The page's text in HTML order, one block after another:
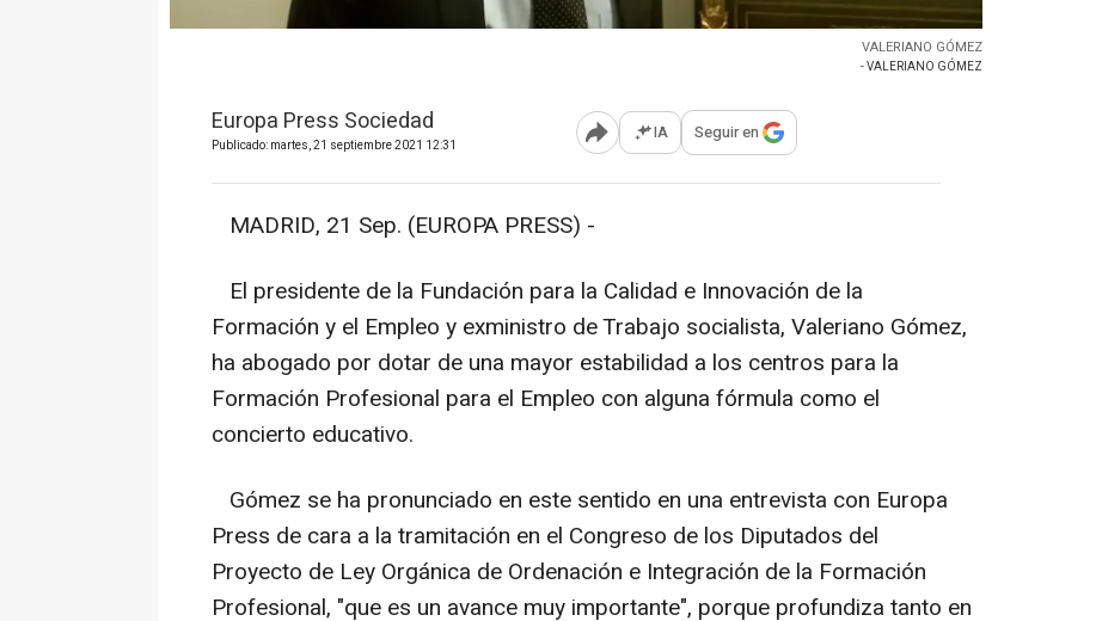
VALERIANO GÓMEZ
- VALERIANO GÓMEZ
Europa Press Sociedad
Publicado: martes, 21 septiembre 2021 12:31 Abrir opciones para compartir
IA Seguir en
MADRID, 21 Sep. (EUROPA PRESS) -
El presidente de la Fundación para la Calidad e Innovación de la
Formación y el Empleo y exministro de Trabajo socialista, Valeriano Gómez,
ha abogado por dotar de una mayor estabilidad a los centros para la
Formación Profesional para el Empleo con alguna fórmula como el
concierto educativo.
Gómez se ha pronunciado en este sentido en una entrevista con Europa
Press de cara a la tramitación en el Congreso de los Diputados del
Proyecto de Ley Orgánica de Ordenación e Integración de la Formación
Profesional, "que es un avance muy importante", porque profundiza tanto en